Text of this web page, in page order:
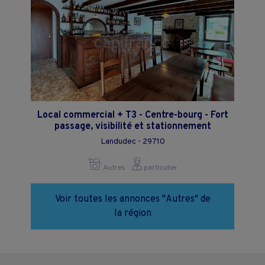
Local commercial + T3 - Centre-bourg - Fort
passage, visibilité et stationnement
Landudec - 29710
Autres particulier
Voir toutes les annonces "Autres" de
la région